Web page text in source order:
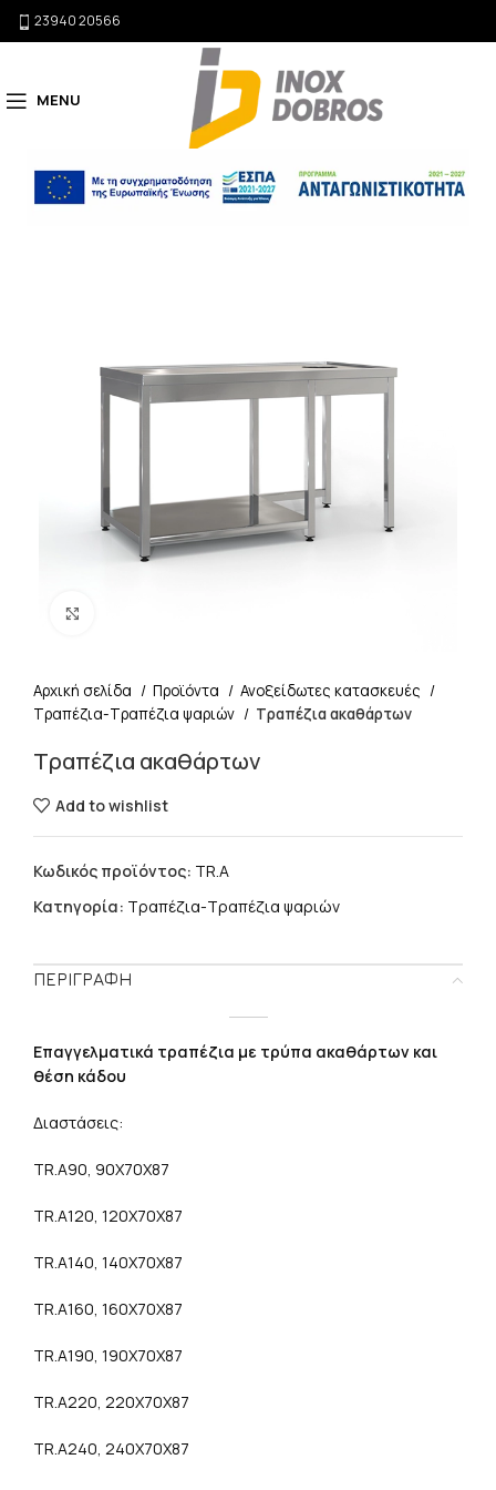
23940 20566
MENU
Αρχική σελίδα Προϊόντα
Ανοξείδωτες κατασκευές
Τραπέζια-Τραπέζια ψαριών
Τραπέζια ακαθάρτων
Τραπέζια ακαθάρτων
Add to wishlist
Κωδικός προϊόντος: TR.A
Κατηγορία: Τραπέζια-Τραπέζια ψαριών
ΠΕΡΙΓΡΑΦΉ
Επαγγελματικά τραπέζια με τρύπα ακαθάρτων και
θέση κάδου
Διαστάσεις:
TR.A90, 90X70X87
TR.A120, 120X70X87
TR.A140, 140X70X87
TR.A160, 160X70X87
TR.A190, 190X70X87
TR.A220, 220X70X87
TR.A240, 240X70X87